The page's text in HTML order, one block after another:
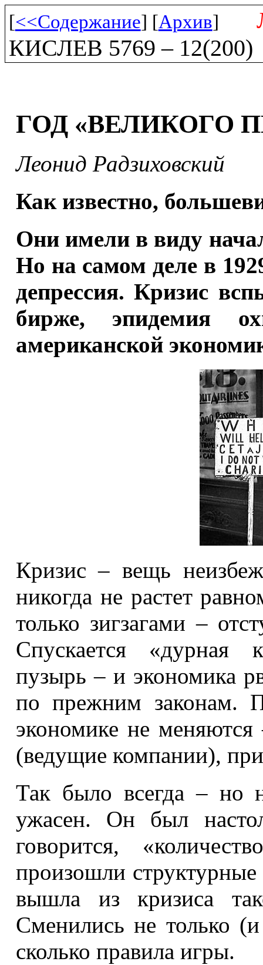
[<<Содержание] [Архив]
КИСЛЕВ 5769 – 12(200)
ГОД «ВЕЛИКОГО
Леонид Радзиховский
Как известно,
Они имели в виду
Но на самом деле в
депрессия. Кризис
бирже, эпидемия
американской
Кризис – вещь
никогда не растет
только зигзагами –
Спускается «дурная
пузырь – и экономика
по прежним законам.
экономике не
(ведущие компании),
Так было всегда – но
ужасен. Он был
говорится,
произошли
вышла из кризиса
Сменились не только
сколько правила игры.